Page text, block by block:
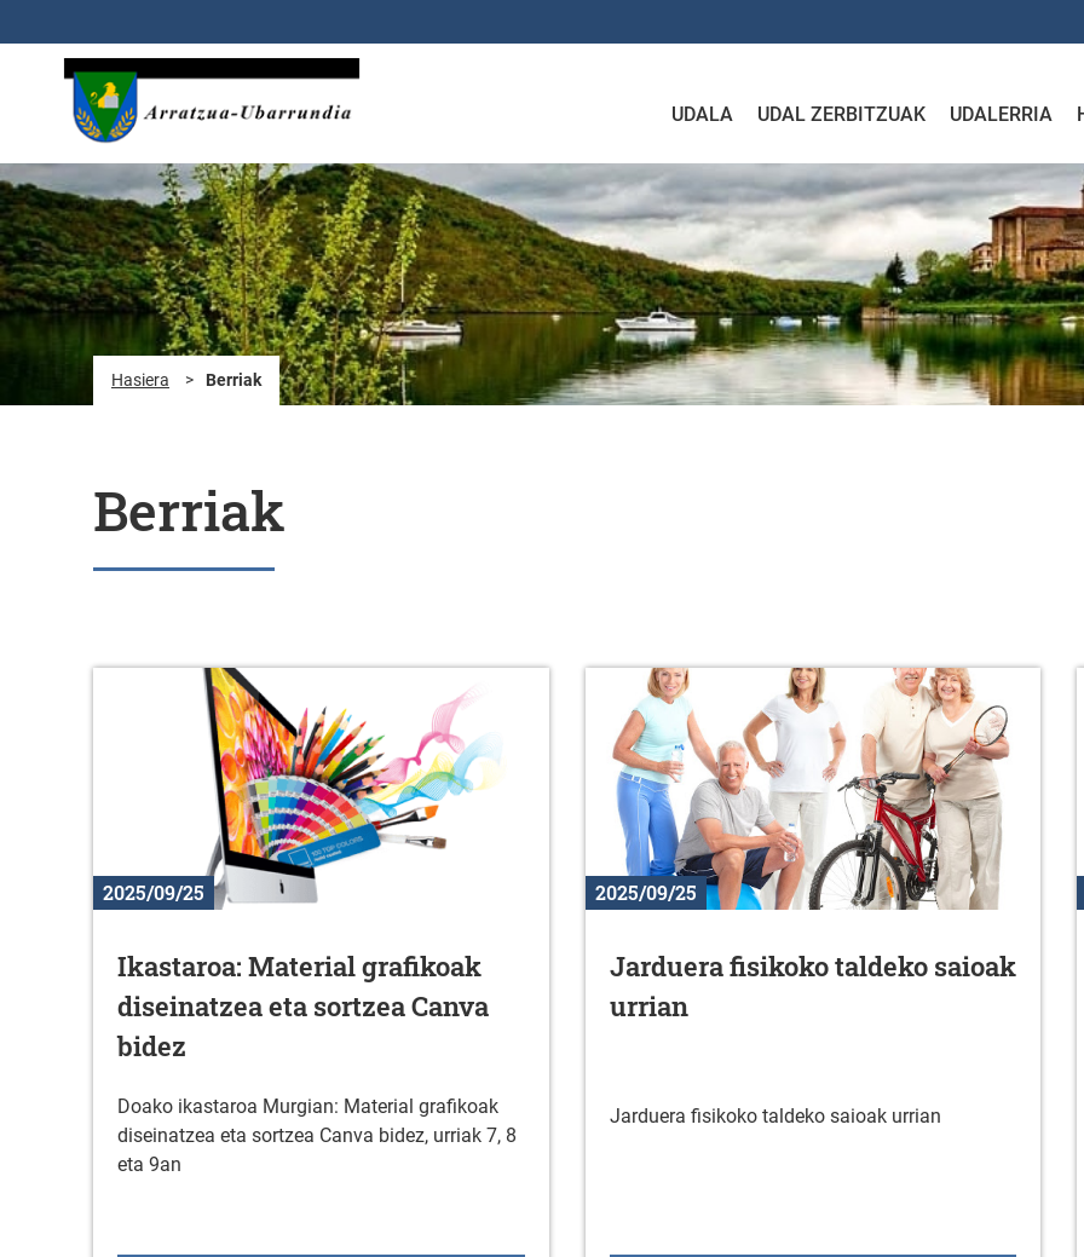
UDALA UDAL ZERBITZUAK UDALERRIA
Hasiera > Berriak
Berriak
2025/09/25
Ikastaroa: Material grafikoak
diseinatzea eta sortzea Canva
bidez
Doako ikastaroa Murgian: Material grafikoak
diseinatzea eta sortzea Canva bidez, urriak 7, 8
eta 9an
2025/09/25
Jarduera fisikoko taldeko saioak
urrian
Jarduera fisikoko taldeko saioak urrian